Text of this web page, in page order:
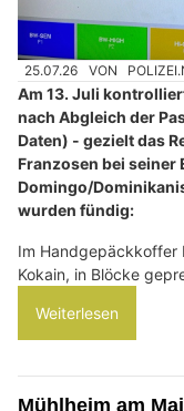
25.07.26 VON
Am 13. Juli
nach Abgleich der
Daten) - gezielt das
Franzosen bei seiner
Domingo/
wurden fündig:
Im Handgepäckkoffer
Kokain, in Blöcke
Weiterlesen
Mühlheim am